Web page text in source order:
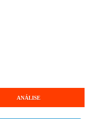
ANÁLISE